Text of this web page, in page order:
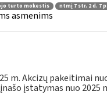
turto mokestis ntmį 7 str. 2 d. 7 p.
asmenims
m. Akcizų pakeitimai
įstatymas nuo 2025